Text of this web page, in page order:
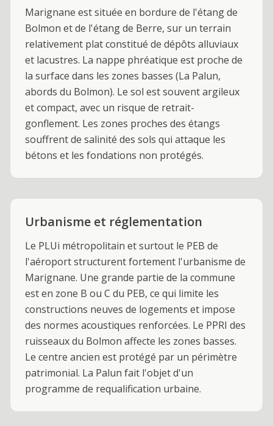
Marignane est située en bordure de l'étang de
Bolmon et de l'étang de Berre, sur un terrain
relativement plat constitué de dépôts alluviaux
et lacustres. La nappe phréatique est proche de
la surface dans les zones basses (La Palun,
abords du Bolmon). Le sol est souvent argileux
et compact, avec un risque de retrait-
gonflement. Les zones proches des étangs
souffrent de salinité des sols qui attaque les
bétons et les fondations non protégés.
Urbanisme et réglementation
Le PLUi métropolitain et surtout le PEB de
l'aéroport structurent fortement l'urbanisme de
Marignane. Une grande partie de la commune
est en zone B ou C du PEB, ce qui limite les
constructions neuves de logements et impose
des normes acoustiques renforcées. Le PPRI des
ruisseaux du Bolmon affecte les zones basses.
Le centre ancien est protégé par un périmètre
patrimonial. La Palun fait l'objet d'un
programme de requalification urbaine.